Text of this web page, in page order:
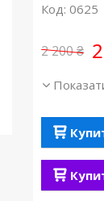
Код: 0625
2 200 ₴